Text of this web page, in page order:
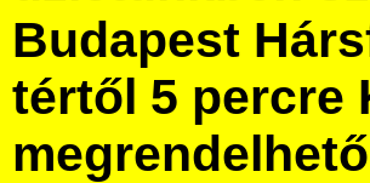
Budapest
tértől 5 percre